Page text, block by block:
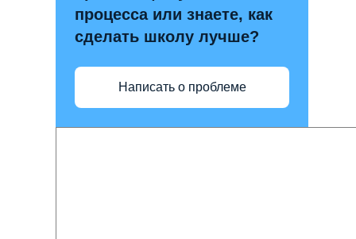
процесса или знаете, как
сделать школу лучше?
Написать о проблеме